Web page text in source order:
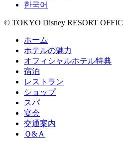
한국어
© TOKYO Disney RESORT
ホーム
ホテルの魅力
オフィシャルホテル特典
宿泊
レストラン
ショップ
スパ
宴会
交通案内
Ｑ&Ａ